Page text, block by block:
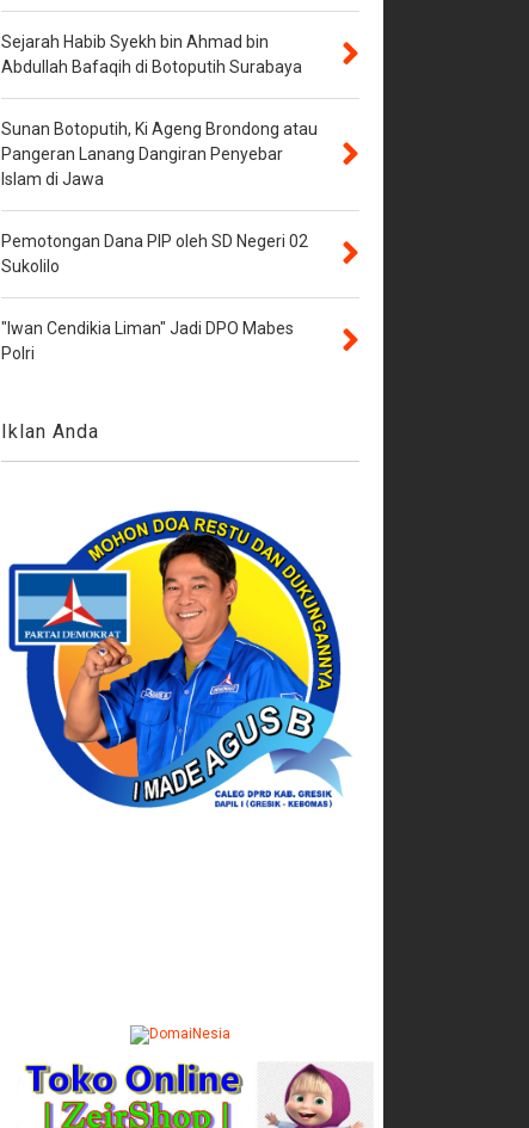
Sejarah Habib Syekh bin Ahmad bin
Abdullah Bafaqih di Botoputih Surabaya
Sunan Botoputih, Ki Ageng Brondong atau
Pangeran Lanang Dangiran Penyebar
Islam di Jawa
Pemotongan Dana PIP oleh SD Negeri 02
Sukolilo
"Iwan Cendikia Liman" Jadi DPO Mabes
Polri
Iklan Anda